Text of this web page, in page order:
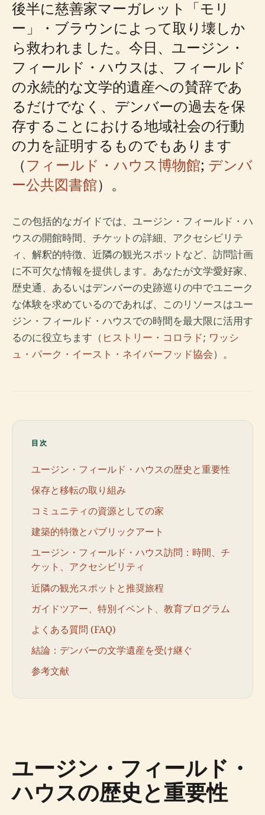
後半に慈善家マーガレット「モリ
ー」・ブラウンによって取り壊しか
ら救われました。今日、ユージン・
フィールド・ハウスは、フィールド
の永続的な文学的遺産への賛辞であ
るだけでなく、デンバーの過去を保
存することにおける地域社会の行動
の力を証明するものでもあります
（フィールド・ハウス博物館; デンバ
ー公共図書館）。
この包括的なガイドでは、ユージン・フィールド・ハ
ウスの開館時間、チケットの詳細、アクセシビリテ
ィ、解釈的特徴、近隣の観光スポットなど、訪問計画
に不可欠な情報を提供します。あなたが文学愛好家、
歴史通、あるいはデンバーの史跡巡りの中でユニーク
な体験を求めているのであれば、このリソースはユー
ジン・フィールド・ハウスでの時間を最大限に活用す
るのに役立ちます（ ヒストリー・コロラド; ワッシ
ュ・パーク・イースト・ネイバーフッド協会）。
目次
ユージン・フィールド・ハウスの歴史と重要性
保存と移転の取り組み
コミュニティの資源としての家
建築的特徴とパブリックアート
ユージン・フィールド・ハウス訪問：時間、チ
ケット、アクセシビリティ
近隣の観光スポットと推奨旅程
ガイドツアー、特別イベント、教育プログラム
よくある質問 (FAQ)
結論：デンバーの文学遺産を受け継ぐ
参考文献
ユージン・フィールド・
ハウスの歴史と重要性